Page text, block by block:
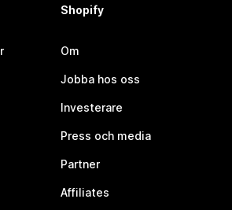
Shopify
Om
Jobba hos oss
Investerare
Press och media
Partner
Affiliates